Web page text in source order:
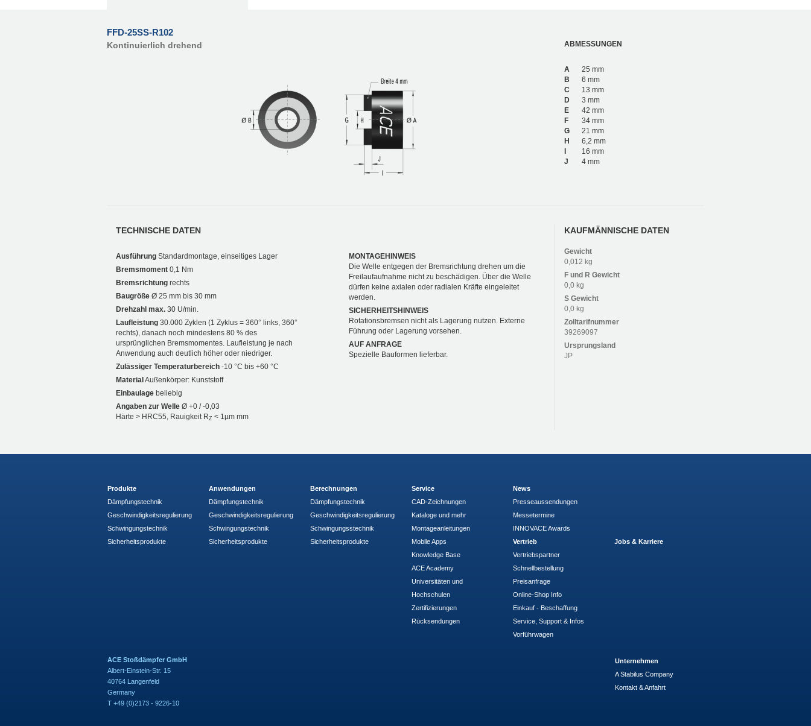
FFD-25SS-R102
Kontinuierlich drehend ABMESSUNGEN
A
25 mm
B
6 mm
C
13 mm
D
3 mm
E
42 mm
F
34 mm
G
21 mm
H
6,2 mm
I
16 mm
J
4 mm
TECHNISCHE DATEN
Ausführung Standardmontage, einseitiges Lager
Bremsmoment 0,1 Nm
Bremsrichtung rechts
Baugröße Ø 25 mm bis 30 mm
Drehzahl max. 30 U/min.
Laufleistung 30.000 Zyklen (1 Zyklus = 360° links, 360°
rechts), danach noch mindestens 80 % des
ursprünglichen Bremsmomentes. Laufleistung je nach
Anwendung auch deutlich höher oder niedriger.
Zulässiger Temperaturbereich -10 °C bis +60 °C
MaterialAußenkörper: Kunststoff
Einbaulage beliebig
Angaben zur Welle Ø +0 / -0,03
Härte > HRC55, Rauigkeit RZ < 1µm mm
MONTAGEHINWEIS
Die Welle entgegen der Bremsrichtung drehen um die
Freilaufaufnahme nicht zu beschädigen. Über die Welle
dürfen keine axialen oder radialen Kräfte eingeleitet
werden.
SICHERHEITSHINWEIS
Rotationsbremsen nicht als Lagerung nutzen. Externe
Führung oder Lagerung vorsehen.
AUF ANFRAGE
Spezielle Bauformen lieferbar.
KAUFMÄNNISCHE DATEN
Gewicht
0,012 kg
F und R Gewicht
0,0 kg
S Gewicht
0,0 kg
Zolltarifnummer
39269097
Ursprungsland
JP
Produkte
Dämpfungstechnik
Geschwindigkeitsregulierung
Schwingungstechnik
Sicherheitsprodukte
Anwendungen
Dämpfungstechnik
Geschwindigkeitsregulierung
Schwingungstechnik
Sicherheitsprodukte
Berechnungen
Dämpfungstechnik
Geschwindigkeitsregulierung
Schwingungsstechnik
Sicherheitsprodukte
Service
CAD-Zeichnungen
Kataloge und mehr
Montageanleitungen
Mobile Apps
Knowledge Base
ACE Academy
Universitäten und
Hochschulen
Zertifizierungen
Rücksendungen
News
Presseaussendungen
Messetermine
INNOVACE Awards
Vertrieb
Vertriebspartner
Schnellbestellung
Preisanfrage
Online-Shop Info
Einkauf - Beschaffung
Service, Support & Infos
Vorführwagen
Jobs & Karriere
ACE Stoßdämpfer GmbH
Albert-Einstein-Str. 15
40764 Langenfeld
Germany
T +49 (0)2173 - 9226-10
Unternehmen
A Stabilus Company
Kontakt & Anfahrt